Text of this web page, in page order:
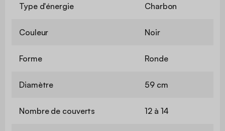
Type d'énergie Charbon
Couleur Noir
Forme Ronde
Diamètre 59 cm
Nombre de couverts 12 à 14